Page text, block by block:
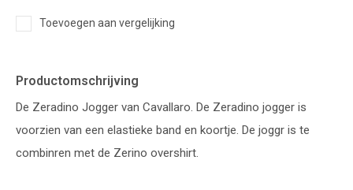
Toevoegen aan vergelijking
Productomschrijving
De Zeradino Jogger van Cavallaro. De Zeradino jogger is
voorzien van een elastieke band en koortje. De joggr is te
combinren met de Zerino overshirt.